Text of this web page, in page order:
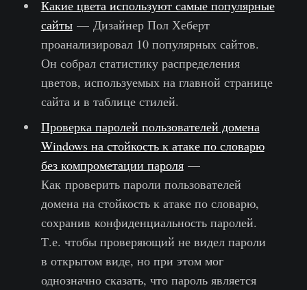
Какие цвета используют самые популярные
сайты— Дизайнер Пол Хеберт
проанализировал 10 популярных сайтов.
Он собрал статистику распределения
цветов, используемых на главной странице
сайта и в таблице стилей.
Проверка паролей пользователей домена
Windows на стойкость к атаке по словарю
без компрометации пароля—
Как проверить пароли пользователей
домена на стойкость к атаке по словарю,
сохранив конфиденциальность паролей.
Т.е. чтобы проверяющий не видел пароли
в открытом виде, но при этом мог
однозначно сказать, что пароль является